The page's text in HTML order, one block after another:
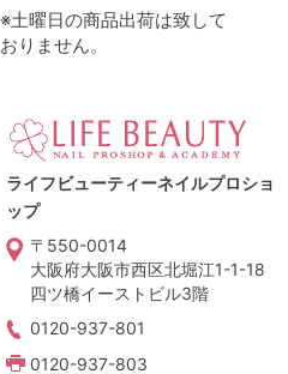
※土曜日の商品出荷は致して
おりません。
ライフビューティーネイルプロショ
ップ
〒550-0014
大阪府大阪市西区北堀江1-1-18
四ツ橋イーストビル3階
0120-937-801
0120-937-803